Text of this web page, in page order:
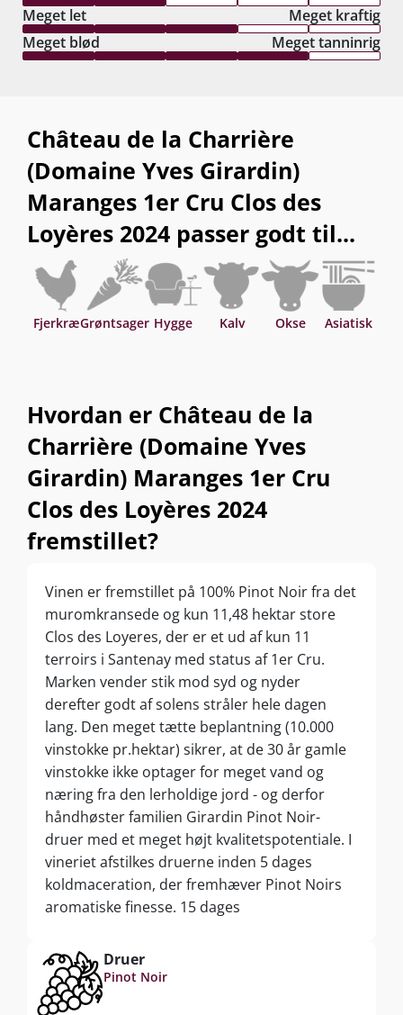
Meget let
Meget kraftig
Meget blød
Meget tanninrig
Château de la Charrière
(Domaine Yves Girardin)
Maranges 1er Cru Clos des
Loyères 2024 passer godt til...
FjerkræGrøntsager Hygge Kalv Okse Asiatisk
Hvordan er Château de la
Charrière (Domaine Yves
Girardin) Maranges 1er Cru
Clos des Loyères 2024
fremstillet?
Vinen er fremstillet på 100% Pinot Noir fra det
muromkransede og kun 11,48 hektar store
Clos des Loyeres, der er et ud af kun 11
terroirs i Santenay med status af 1er Cru.
Marken vender stik mod syd og nyder
derefter godt af solens stråler hele dagen
lang. Den meget tætte beplantning (10.000
vinstokke pr.hektar) sikrer, at de 30 år gamle
vinstokke ikke optager for meget vand og
næring fra den lerholdige jord - og derfor
håndhøster familien Girardin Pinot Noir-
druer med et meget højt kvalitetspotentiale. I
vineriet afstilkes druerne inden 5 dages
koldmaceration, der fremhæver Pinot Noirs
aromatiske finesse. 15 dages
efter gæringen trækker yderligere farve, smag
og tannin fra drueskindet. Vinen forkæles 10
til 12 måneder på 228 liter burgundiske
Druer
Pinot Noir